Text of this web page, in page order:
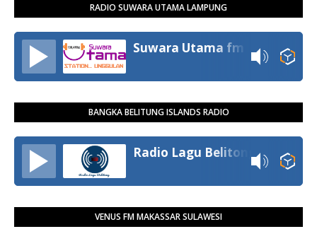
RADIO SUWARA UTAMA LAMPUNG
Suwara Utama fm
BANGKA BELITUNG ISLANDS RADIO
Radio Lagu Belitong
VENUS FM MAKASSAR SULAWESI